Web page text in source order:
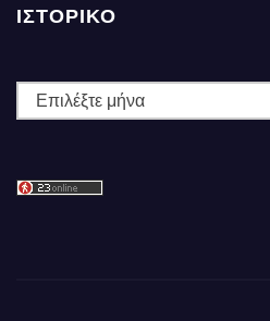
ΙΣΤΟΡΙΚΌ
Ιστορικό